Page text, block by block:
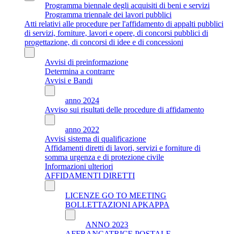
Programma biennale degli acquisiti di beni e servizi
Programma triennale dei lavori pubblici
Atti relativi alle procedure per l'affidamento di appalti pubblici
di servizi, forniture, lavori e opere, di concorsi pubblici di
progettazione, di concorsi di idee e di concessioni
Avvisi di preinformazione
Determina a contrarre
Avvisi e Bandi
anno 2024
Avviso sui risultati delle procedure di affidamento
anno 2022
Avvisi sistema di qualificazione
Affidamenti diretti di lavori, servizi e forniture di
somma urgenza e di protezione civile
Informazioni ulteriori
AFFIDAMENTI DIRETTI
LICENZE GO TO MEETING
BOLLETTAZIONI APKAPPA
ANNO 2023